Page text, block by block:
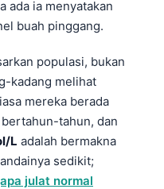
ada ia menyatakan
buah pinggang.
populasi, bukan
kadang melihat
mereka berada
bertahun-tahun, dan
L adalah bermakna
sedikit;
julat normal